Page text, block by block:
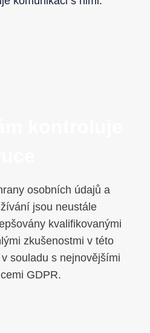
osobních údajů a
jsou neustále
kvalifikovanými
zkušenostmi v této
souladu s nejnovějšími
GDPR.